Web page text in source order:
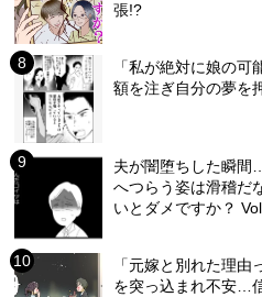
張!?
「私が絶対に娘の
額を注ぎ自分の夢を
夫が闇堕ちした瞬間
へつらう姿は滑稽だ
いとダメですか？
「元嫁と別れた理
を突っ込まれ不安…